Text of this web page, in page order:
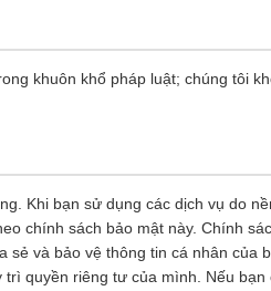
khuôn khổ pháp luật; chúng tôi
Khi bạn sử dụng các dịch vụ do
chính sách bảo mật này. Chính
và bảo vệ thông tin cá nhân của
quyền riêng tư của mình. Nếu